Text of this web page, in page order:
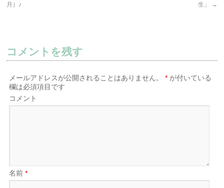
月）♪
生」
→
コメントを残す
メールアドレスが公開されることはありません。 * が付いている
欄は必須項目です
コメント
名前*